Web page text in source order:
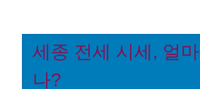
세종 전세 시세, 얼
나?